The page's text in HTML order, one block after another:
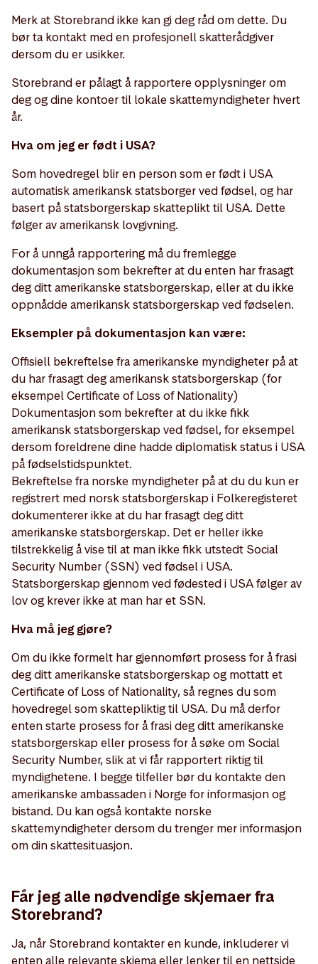
Merk at Storebrand ikke kan gi deg råd om dette. Du
bør ta kontakt med en profesjonell skatterådgiver
dersom du er usikker.
Storebrand er pålagt å rapportere opplysninger om
deg og dine kontoer til lokale skattemyndigheter hvert
år.
Hva om jeg er født i USA?
Som hovedregel blir en person som er født i USA
automatisk amerikansk statsborger ved fødsel, og har
basert på statsborgerskap skatteplikt til USA. Dette
følger av amerikansk lovgivning.
For å unngå rapportering må du fremlegge
dokumentasjon som bekrefter at du enten har frasagt
deg ditt amerikanske statsborgerskap, eller at du ikke
oppnådde amerikansk statsborgerskap ved fødselen.
Eksempler på dokumentasjon kan være:
Offisiell bekreftelse fra amerikanske myndigheter på at
du har frasagt deg amerikansk statsborgerskap (for
eksempel Certificate of Loss of Nationality)
Dokumentasjon som bekrefter at du ikke fikk
amerikansk statsborgerskap ved fødsel, for eksempel
dersom foreldrene dine hadde diplomatisk status i USA
på fødselstidspunktet.
Bekreftelse fra norske myndigheter på at du du kun er
registrert med norsk statsborgerskap i Folkeregisteret
dokumenterer ikke at du har frasagt deg ditt
amerikanske statsborgerskap. Det er heller ikke
tilstrekkelig å vise til at man ikke fikk utstedt Social
Security Number (SSN) ved fødsel i USA.
Statsborgerskap gjennom ved fødested i USA følger av
lov og krever ikke at man har et SSN.
Hva må jeg gjøre?
Om du ikke formelt har gjennomført prosess for å frasi
deg ditt amerikanske statsborgerskap og mottatt et
Certificate of Loss of Nationality, så regnes du som
hovedregel som skattepliktig til USA. Du må derfor
enten starte prosess for å frasi deg ditt amerikanske
statsborgerskap eller prosess for å søke om Social
Security Number, slik at vi får rapportert riktig til
myndighetene. I begge tilfeller bør du kontakte den
amerikanske ambassaden i Norge for informasjon og
bistand. Du kan også kontakte norske
skattemyndigheter dersom du trenger mer informasjon
om din skattesituasjon.
Får jeg alle nødvendige skjemaer fra
Storebrand?
Ja, når Storebrand kontakter en kunde, inkluderer vi
enten alle relevante skjema eller lenker til en nettside